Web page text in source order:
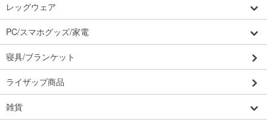
レッグウェア
PC/スマホグッズ/家電
寝具/ブランケット
ライザップ商品
雑貨